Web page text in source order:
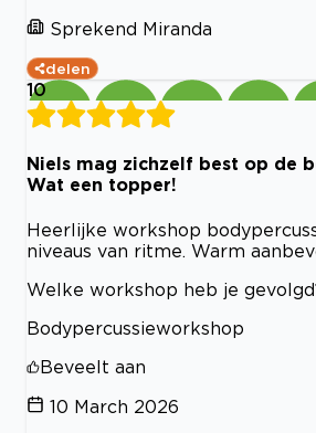
Sprekend Miranda
delen
10
Niels mag zichzelf best op de
Wat een topper!
Heerlijke workshop
niveaus van ritme. Warm
Welke workshop heb je
Bodypercussieworkshop
Beveelt aan
10 March 2026